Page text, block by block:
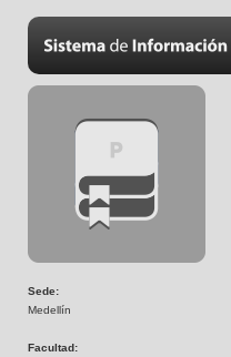
Sede:
Medellín
Facultad: